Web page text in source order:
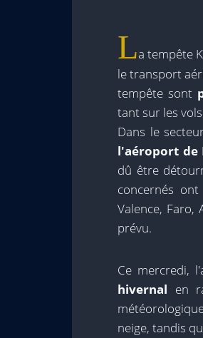
La tempête
le transport
tempête sont
tant sur les
Dans le
l'aéroport de
dû être
concernés
Valence,
prévu.
Ce mercredi,
hivernal en
neige, tandis